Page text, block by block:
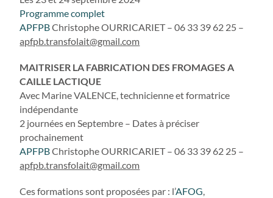
Programme complet
APFPBChristophe OURRICARIET – 06 33 39 62 25 –
apfpb.transfolait@gmail.com
MAITRISER LA FABRICATION DES FROMAGES A
CAILLE LACTIQUE
Avec Marine VALENCE, technicienne et formatrice
indépendante
2 journées en Septembre – Dates à préciser
prochainement
APFPBChristophe OURRICARIET – 06 33 39 62 25 –
apfpb.transfolait@gmail.com
Ces formations sont proposées par : l’AFOG,